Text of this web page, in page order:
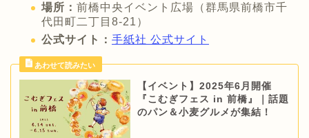
場所： 前橋中央イベント広場（群馬県前橋市千
代田町二丁目8-21）
公式サイト： 手紙社 公式サイト
【イベント】2025年6月開催
『こむぎフェス in 前橋』｜話題
のパン＆小麦グルメが集結！